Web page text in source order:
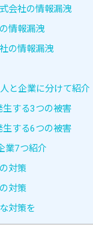
会社の情報漏洩
情報漏洩
の情報漏洩
と企業に分けて紹介
生する3つの被害
生する6つの被害
業7つ紹介
対策
対策
対策を